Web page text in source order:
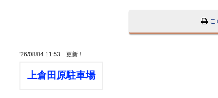
'26/08/04 11:53 更新！
上倉田原駐車場